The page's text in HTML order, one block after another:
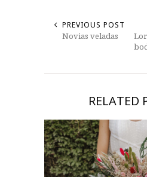
PREVIOUS POST
Novias veladas
RELATED